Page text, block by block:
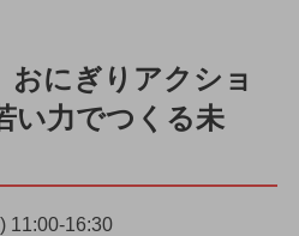
おにぎりアクショ
い力でつくる未
11:00-16:30